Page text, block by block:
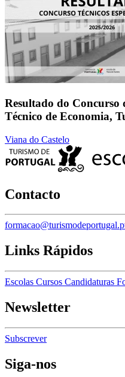
Resultado do Concurso
Técnico de Economia,
Viana do Castelo
Contacto
Links Rápidos
Escolas Cursos Candidaturas
Newsletter
Subscrever
Siga-nos